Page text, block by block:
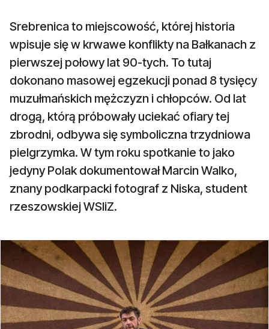
Srebrenica to miejscowość, której historia
wpisuje się w krwawe konflikty na Bałkanach z
pierwszej połowy lat 90-tych. To tutaj
dokonano masowej egzekucji ponad 8 tysięcy
muzułmańskich mężczyzn i chłopców. Od lat
drogą, którą próbowały uciekać ofiary tej
zbrodni, odbywa się symboliczna trzydniowa
pielgrzymka. W tym roku spotkanie to jako
jedyny Polak dokumentował Marcin Walko,
znany podkarpacki fotograf z Niska, student
rzeszowskiej WSIiZ.